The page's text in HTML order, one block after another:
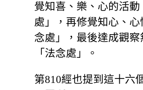
覺知喜、樂、心的活
處」，再修覺知心、
念處」，最後達成觀
「法念處」。
第810經也提到這十六